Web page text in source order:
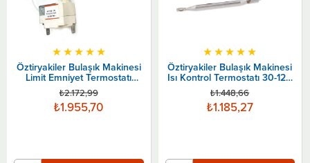
Öztiryakiler Bulaşık Makinesi
Limit Emniyet Termostatı
170ºC
★★★★★
₺1.955,70
₺2.172,99
Öztiryakiler Bulaşık Makinesi
Isı Kontrol Termostatı 30-120
ºc
★★★★★
₺1.185,27
₺1.448,66